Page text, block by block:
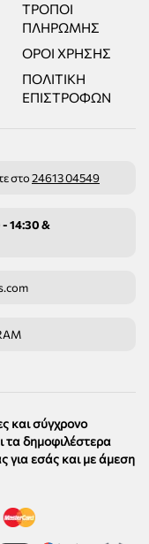
ΤΡΌΠΟΙ
ΠΛΗΡΩΜΉΣ
ΌΡΟΙ ΧΡΉΣΗΣ
ΠΟΛΙΤΙΚΉ
ΕΠΙΣΤΡΟΦΏΝ
στο24613 04549
14:30 &
και σύγχρονο
τα δημοφιλέστερα
για εσάς και με άμεση